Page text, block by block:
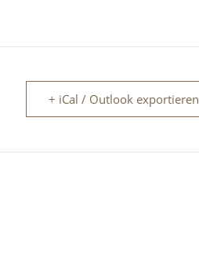
+ iCal / Outlook exportieren